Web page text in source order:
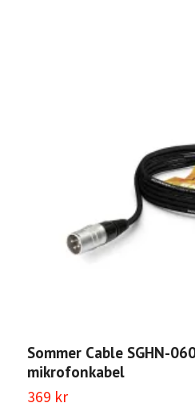
Sommer Cable SGHN-
mikrofonkabel
369 kr